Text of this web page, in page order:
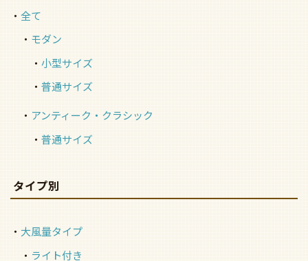
全て
モダン
小型サイズ
普通サイズ
アンティーク・クラシック
普通サイズ
タイプ別
大風量タイプ
ライト付き